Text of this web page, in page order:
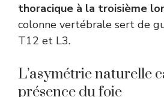
thoracique à la troisième
colonne vertébrale sert de
T12 et L3.
L’asymétrie naturelle
présence du foie